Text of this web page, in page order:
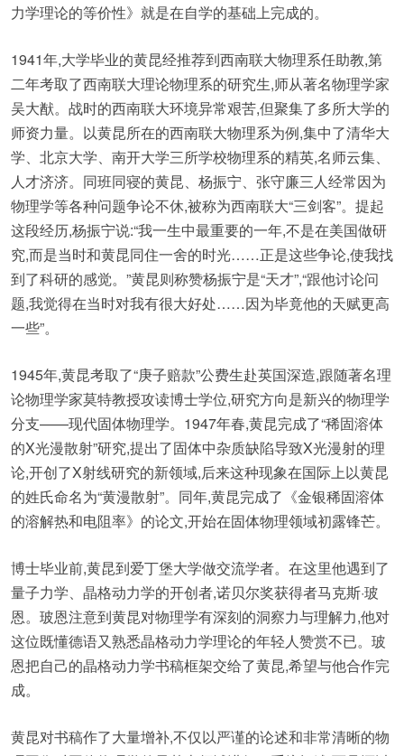
力学理论的等价性》就是在自学的基础上完成的。
1941年,大学毕业的黄昆经推荐到西南联大物理系任助教,第
二年考取了西南联大理论物理系的研究生,师从著名物理学家
吴大猷。战时的西南联大环境异常艰苦,但聚集了多所大学的
师资力量。以黄昆所在的西南联大物理系为例,集中了清华大
学、北京大学、南开大学三所学校物理系的精英,名师云集、
人才济济。同班同寝的黄昆、杨振宁、张守廉三人经常因为
物理学等各种问题争论不休,被称为西南联大“三剑客”。提起
这段经历,杨振宁说:“我一生中最重要的一年,不是在美国做研
究,而是当时和黄昆同住一舍的时光……正是这些争论,使我找
到了科研的感觉。”黄昆则称赞杨振宁是“天才”,“跟他讨论问
题,我觉得在当时对我有很大好处……因为毕竟他的天赋更高
一些”。
1945年,黄昆考取了“庚子赔款”公费生赴英国深造,跟随著名理
论物理学家莫特教授攻读博士学位,研究方向是新兴的物理学
分支——现代固体物理学。1947年春,黄昆完成了“稀固溶体
的X光漫散射”研究,提出了固体中杂质缺陷导致X光漫射的理
论,开创了X射线研究的新领域,后来这种现象在国际上以黄昆
的姓氏命名为“黄漫散射”。同年,黄昆完成了《金银稀固溶体
的溶解热和电阻率》的论文,开始在固体物理领域初露锋芒。
博士毕业前,黄昆到爱丁堡大学做交流学者。在这里他遇到了
量子力学、晶格动力学的开创者,诺贝尔奖获得者马克斯·玻
恩。玻恩注意到黄昆对物理学有深刻的洞察力与理解力,他对
这位既懂德语又熟悉晶格动力学理论的年轻人赞赏不已。玻
恩把自己的晶格动力学书稿框架交给了黄昆,希望与他合作完
成。
黄昆对书稿作了大量增补,不仅以严谨的论述和非常清晰的物